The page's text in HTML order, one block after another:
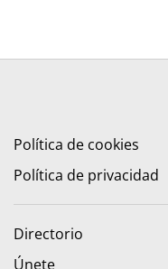
Política de cookies
Política de privacidad
Directorio
Únete